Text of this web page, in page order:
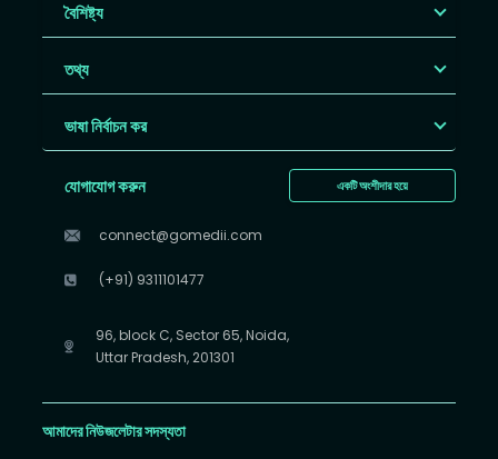
বৈশিষ্ট্য
তথ্য
ভাষা নির্বাচন কর
একটি অংশীদার হয়ে
যোগাযোগ করুন
connect@gomedii.com
(+91) 9311101477
96, block C, Sector 65, Noida,
Uttar Pradesh, 201301
আমাদের নিউজলেটার সদস্যতা